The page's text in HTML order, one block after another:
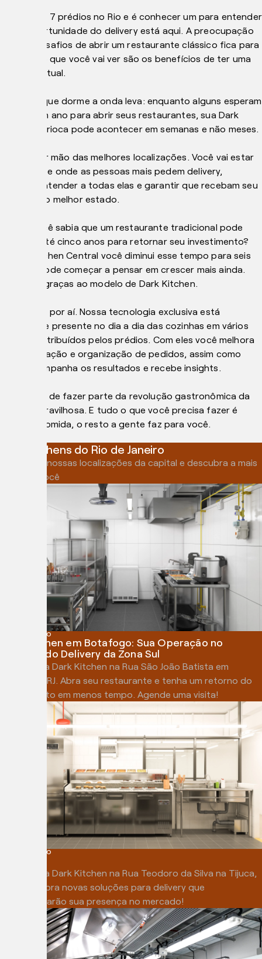
Nós temos 7 prédios no Rio e é conhecer um para entender
que a oportunidade do delivery está aqui. A preocupação
com os desafios de abrir um restaurante clássico fica para
trás e só o que você vai ver são os benefícios de ter uma
cozinha virtual.
Camarão que dorme a onda leva: enquanto alguns esperam
mais de um ano para abrir seus restaurantes, sua Dark
Kitchen carioca pode acontecer em semanas e não meses.
E sem abrir mão das melhores localizações. Você vai estar
exatamente onde as pessoas mais pedem delivery,
podendo atender a todas elas e garantir que recebam seu
produto no melhor estado.
Agora, você sabia que um restaurante tradicional pode
demorar até cinco anos para retornar seu investimento?
Com a Kitchen Central você diminui esse tempo para seis
meses e pode começar a pensar em crescer mais ainda.
Isso tudo graças ao modelo de Dark Kitchen.
E não para por aí. Nossa tecnologia exclusiva está
totalmente presente no dia a dia das cozinhas em vários
tablets distribuídos pelos prédios. Com eles você melhora
a centralização e organização de pedidos, assim como
ainda acompanha os resultados e recebe insights.
Tá na hora de fazer parte da revolução gastronômica da
cidade maravilhosa. E tudo o que você precisa fazer é
focar na comida, o resto a gente faz para você.
Dark kitchens do Rio de Janeiro
Explore as nossas localizações da capital e descubra a mais
perto de você
RIO DE JANEIRO
Dark Kitchen em Botafogo: Sua Operação no
Coração do Delivery da Zona Sul
Alugue uma Dark Kitchen na Rua São João Batista em
Botafogo, RJ. Abra seu restaurante e tenha um retorno do
investimento em menos tempo. Agende uma visita!
RIO DE JANEIRO
Alugue uma Dark Kitchen na Rua Teodoro da Silva na Tijuca,
RJ e descubra novas soluções para delivery que
potencializarão sua presença no mercado!